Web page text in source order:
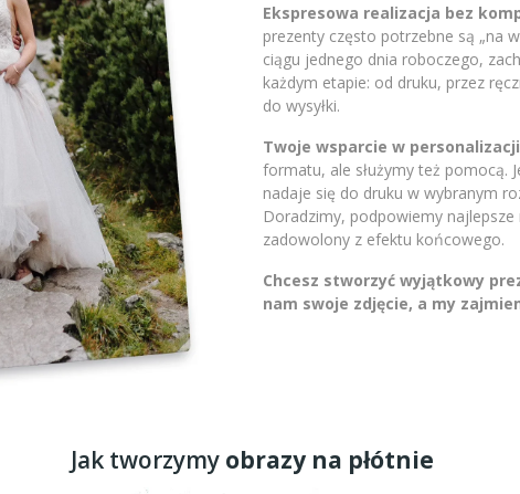
Ekspresowa realizacja bez
prezenty często potrzebne są „na
ciągu jednego dnia roboczego,
każdym etapie: od druku, przez
do wysyłki.
Twoje wsparcie w personalizacji
formatu, ale służymy też pomocą.
nadaje się do druku w wybranym
Doradzimy, podpowiemy najlepsze
zadowolony z efektu końcowego.
Chcesz stworzyć wyjątkowy
nam swoje zdjęcie, a my
Jak tworzymyobrazy na płótnie